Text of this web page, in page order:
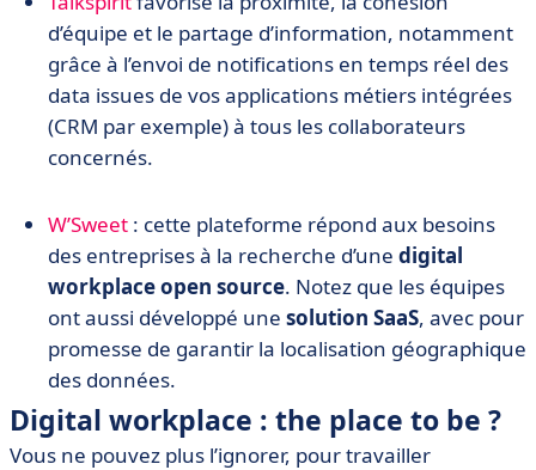
d’équipe et le partage d’information, notamment
grâce à l’envoi de notifications en temps réel des
data issues de vos applications métiers intégrées
(CRM par exemple) à tous les collaborateurs
concernés.
W’Sweet : cette plateforme répond aux besoins
des entreprises à la recherche d’une digital
workplace open source. Notez que les équipes
ont aussi développé une solution SaaS, avec pour
promesse de garantir la localisation géographique
des données.
Digital workplace : the place to be ?
Vous ne pouvez plus l’ignorer, pour travailler